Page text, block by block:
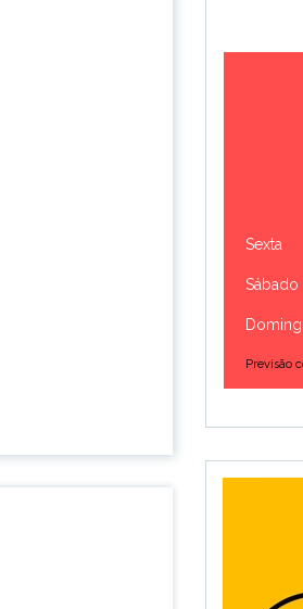
Sexta
Sábado
Previsão